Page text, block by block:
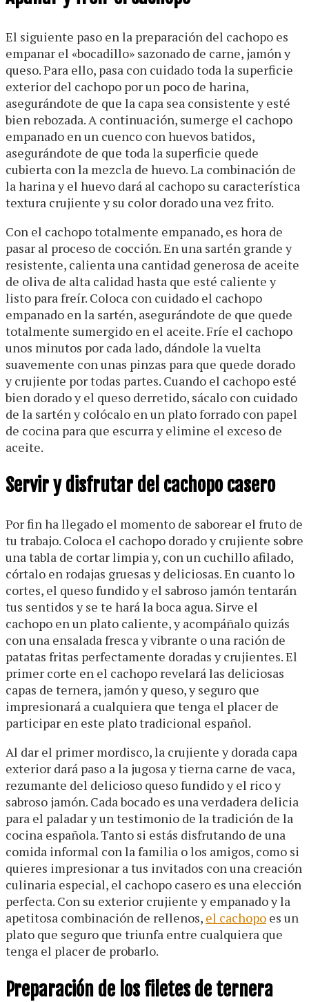
El siguiente paso en la preparación del cachopo es
empanar el «bocadillo» sazonado de carne, jamón y
queso. Para ello, pasa con cuidado toda la superficie
exterior del cachopo por un poco de harina,
asegurándote de que la capa sea consistente y esté
bien rebozada. A continuación, sumerge el cachopo
empanado en un cuenco con huevos batidos,
asegurándote de que toda la superficie quede
cubierta con la mezcla de huevo. La combinación de
la harina y el huevo dará al cachopo su característica
textura crujiente y su color dorado una vez frito.
Con el cachopo totalmente empanado, es hora de
pasar al proceso de cocción. En una sartén grande y
resistente, calienta una cantidad generosa de aceite
de oliva de alta calidad hasta que esté caliente y
listo para freír. Coloca con cuidado el cachopo
empanado en la sartén, asegurándote de que quede
totalmente sumergido en el aceite. Fríe el cachopo
unos minutos por cada lado, dándole la vuelta
suavemente con unas pinzas para que quede dorado
y crujiente por todas partes. Cuando el cachopo esté
bien dorado y el queso derretido, sácalo con cuidado
de la sartén y colócalo en un plato forrado con papel
de cocina para que escurra y elimine el exceso de
aceite.
Servir y disfrutar del cachopo casero
Por fin ha llegado el momento de saborear el fruto de
tu trabajo. Coloca el cachopo dorado y crujiente sobre
una tabla de cortar limpia y, con un cuchillo afilado,
córtalo en rodajas gruesas y deliciosas. En cuanto lo
cortes, el queso fundido y el sabroso jamón tentarán
tus sentidos y se te hará la boca agua. Sirve el
cachopo en un plato caliente, y acompáñalo quizás
con una ensalada fresca y vibrante o una ración de
patatas fritas perfectamente doradas y crujientes. El
primer corte en el cachopo revelará las deliciosas
capas de ternera, jamón y queso, y seguro que
impresionará a cualquiera que tenga el placer de
participar en este plato tradicional español.
Al dar el primer mordisco, la crujiente y dorada capa
exterior dará paso a la jugosa y tierna carne de vaca,
rezumante del delicioso queso fundido y el rico y
sabroso jamón. Cada bocado es una verdadera delicia
para el paladar y un testimonio de la tradición de la
cocina española. Tanto si estás disfrutando de una
comida informal con la familia o los amigos, como si
quieres impresionar a tus invitados con una creación
culinaria especial, el cachopo casero es una elección
perfecta. Con su exterior crujiente y empanado y la
apetitosa combinación de rellenos, el cachopo es un
plato que seguro que triunfa entre cualquiera que
tenga el placer de probarlo.
Preparación de los filetes de ternera